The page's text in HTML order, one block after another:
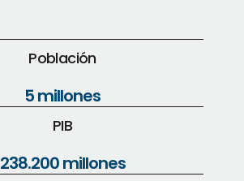
Población
5 millones
PIB
238.200 millones